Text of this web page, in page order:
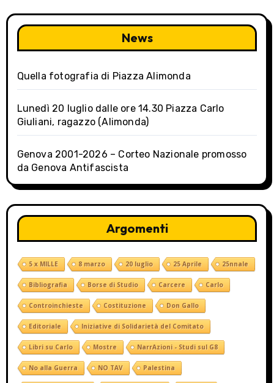
g
a
i
o
n
News
Quella fotografia di Piazza Alimonda
Lunedì 20 luglio dalle ore 14.30 Piazza Carlo
Giuliani, ragazzo (Alimonda)
Genova 2001-2026 – Corteo Nazionale promosso
da Genova Antifascista
Argomenti
5 x MILLE 8 marzo 20 luglio 25 Aprile 25nnale
Bibliografia Borse di Studio Carcere Carlo
Controinchieste Costituzione Don Gallo
Editoriale Iniziative di Solidarietà del Comitato
Libri su Carlo Mostre NarrAzioni - Studi sul G8
No alla Guerra NO TAV Palestina